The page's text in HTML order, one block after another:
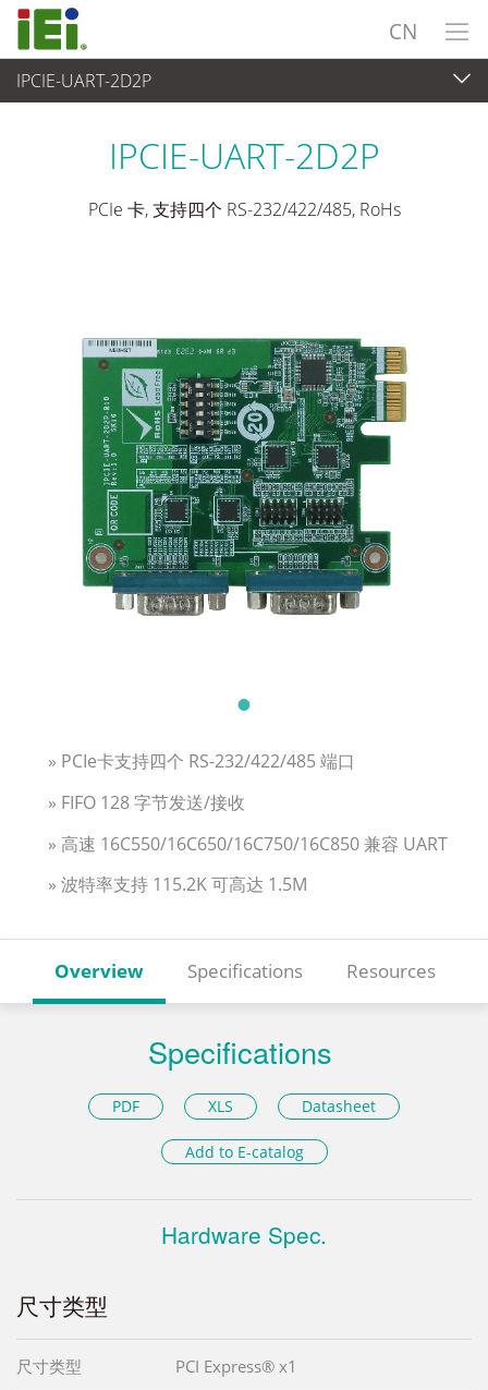
CN
IPCIE-UART-2D2P
工业主板 > 附加卡 ...
IPCIE-UART-2D2P
PCIe 卡, 支持四个 RS-232/422/485, RoHs
» PCIe卡支持四个 RS-232/422/485 端口
» FIFO 128 字节发送/接收
» 高速 16C550/16C650/16C750/16C850 兼容 UART
» 波特率支持 115.2K 可高达 1.5M
Overview Specifications Resources
Specifications
PDF XLS Datasheet
Add to E-catalog
Hardware Spec.
尺寸类型
尺寸类型 PCI Express® x1